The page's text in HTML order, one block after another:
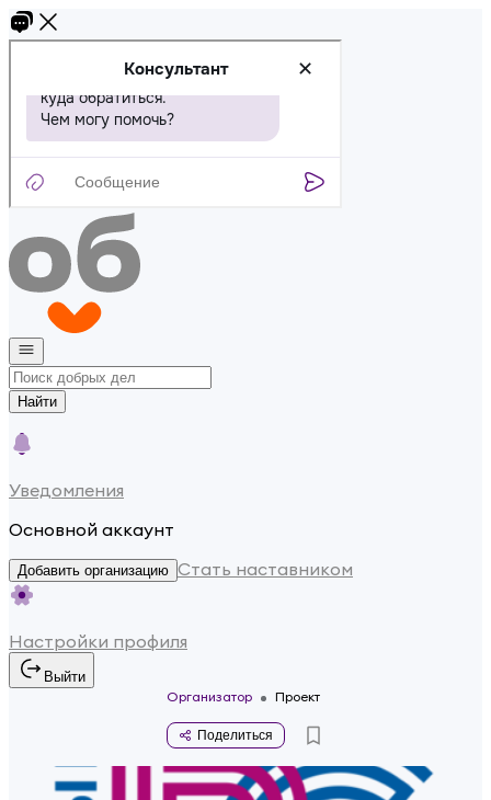
Найти
Уведомления
Основной аккаунт
Добавить организацию Стать наставником
Настройки профиля
Выйти
Организатор
Проект
Поделиться